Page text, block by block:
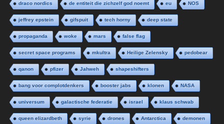
draco nordics de entiteit die zichzelf god noemt eu NOS
jeffrey epstein gifspuit tech horny deep state
propaganda woke mars false flag
secret space programs mkultra Heilige Zelensky pedobear
qanon pfizer Jahweh shapeshifters
bang voor complotdenkers booster jabs klonen NASA
universum galactische federatie israel klaus schwab
queen elizardbeth syrie drones Antarctica demonen